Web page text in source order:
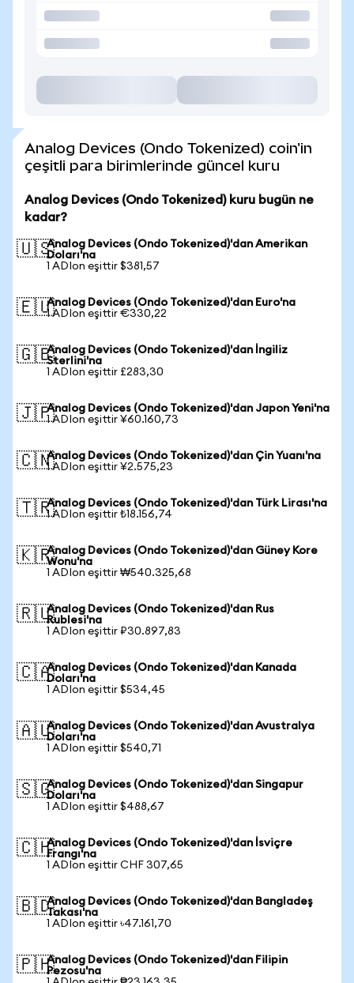
Analog Devices (Ondo Tokenized) coin'in
çeşitli para birimlerinde güncel kuru
Analog Devices (Ondo Tokenized) kuru bugün ne
kadar?
🇺🇸Analog Devices (Ondo Tokenized)'dan Amerikan
Doları'na
1 ADIon eşittir $381,57
🇪🇺Analog Devices (Ondo Tokenized)'dan Euro'na
1 ADIon eşittir €330,22
🇬🇧Analog Devices (Ondo Tokenized)'dan İngiliz
Sterlini'na
1 ADIon eşittir £283,30
🇯🇵Analog Devices (Ondo Tokenized)'dan Japon Yeni'na
1 ADIon eşittir ¥60.160,73
🇨🇳Analog Devices (Ondo Tokenized)'dan Çin Yuanı'na
1 ADIon eşittir ¥2.575,23
🇹🇷Analog Devices (Ondo Tokenized)'dan Türk Lirası'na
1 ADIon eşittir ₺18.156,74
🇰🇷Analog Devices (Ondo Tokenized)'dan Güney Kore
Wonu'na
1 ADIon eşittir ₩540.325,68
🇷🇺Analog Devices (Ondo Tokenized)'dan Rus
Rublesi'na
1 ADIon eşittir ₽30.897,83
🇨🇦Analog Devices (Ondo Tokenized)'dan Kanada
Doları'na
1 ADIon eşittir $534,45
🇦🇺Analog Devices (Ondo Tokenized)'dan Avustralya
Doları'na
1 ADIon eşittir $540,71
🇸🇬Analog Devices (Ondo Tokenized)'dan Singapur
Doları'na
1 ADIon eşittir $488,67
🇨🇭Analog Devices (Ondo Tokenized)'dan İsviçre
Frangı'na
1 ADIon eşittir CHF 307,65
🇧🇩Analog Devices (Ondo Tokenized)'dan Bangladeş
Takası'na
1 ADIon eşittir ৳47.161,70
🇵🇭Analog Devices (Ondo Tokenized)'dan Filipin
Pezosu'na